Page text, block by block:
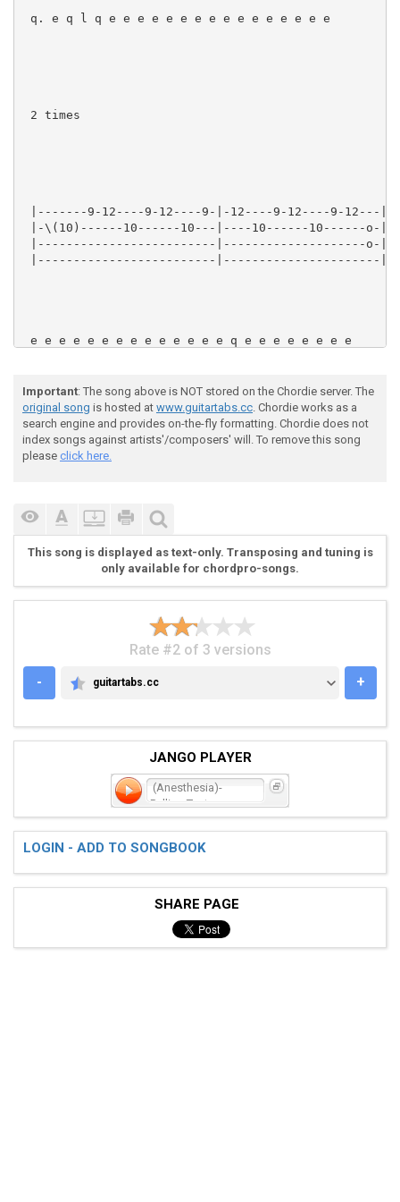
Important: The song above is NOT stored on the Chordie server. The
original song is hosted at www.guitartabs.cc. Chordie works as a
search engine and provides on-the-fly formatting. Chordie does not
index songs against artists'/composers' will. To remove this song
please click here.
This song is displayed as text-only. Transposing and tuning is
only available for chordpro-songs.
Rate #2 of 3 versions
-
GUITARTABS.CC
guitartabs.cc +
JANGO PLAYER
(Anesthesia)-
Pulling Teet
LOGIN - ADD TO SONGBOOK
SHARE PAGE